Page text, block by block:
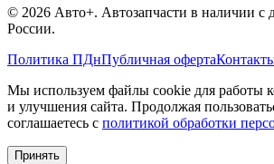
© 2026 Авто+. Автозапчасти в наличии с
России.
Политика ПДнПубличная оферта
Мы используем файлы cookie для работы
и улучшения сайта. Продолжая
соглашаетесь с политикой обработки
Принять